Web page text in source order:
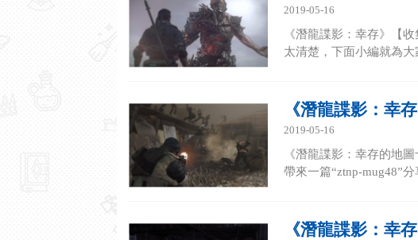
2019-05-16
《潛龍諜影：幸存》【
太清楚，下面小編就為
《潛龍諜影：幸
2019-05-16
《潛龍諜影：幸存的地
帶來一篇“ztnp-mug48”
《潛龍諜影：幸